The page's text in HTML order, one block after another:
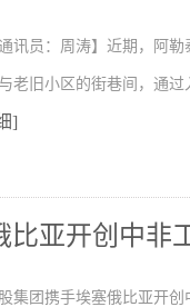
讯员：周涛】近期，阿
老旧小区的街巷间，通
]
比亚开创中非
集团携手埃塞俄比亚开